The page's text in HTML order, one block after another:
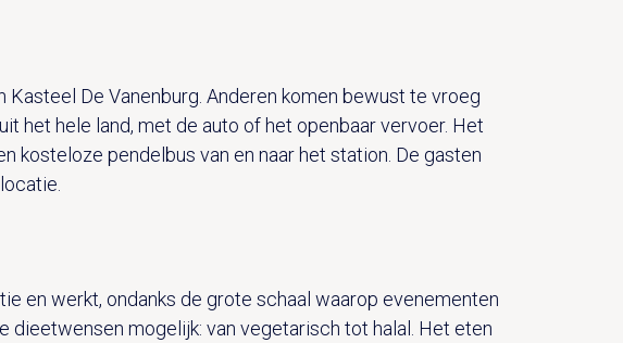
De Vanenburg. Anderen komen bewust te vroeg
het hele land, met de auto of het openbaar vervoer. Het
kosteloze pendelbus van en naar het station. De gasten
en werkt, ondanks de grote schaal waarop evenementen
dieetwensen mogelijk: van vegetarisch tot halal. Het eten